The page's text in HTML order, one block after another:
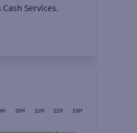
Services.
20H 21H 22H 23H